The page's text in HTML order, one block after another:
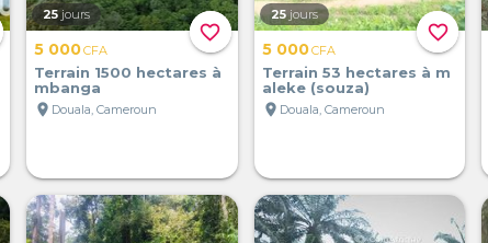
favorite_border
25 jours
5 000CFA
Terrain 1500 hectares à
mbanga
location_on Douala, Cameroun
favorite_border
25 jours
5 000CFA
Terrain 53 hectares à m
aleke (souza)
location_on Douala, Cameroun